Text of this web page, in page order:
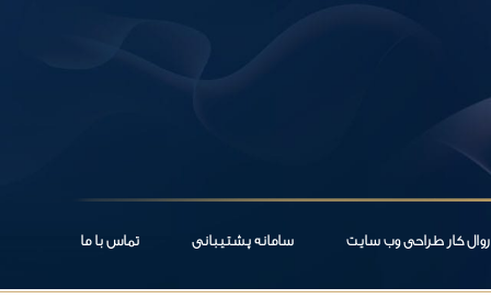
روال کار طراحی وب سایت سامانه پشتیبانی تماس با ما